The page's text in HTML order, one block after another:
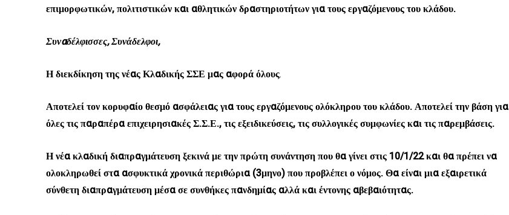
επιμορφωτικών, πολιτιστικών και αθλητικών δραστηριοτήτων για τους εργαζόμενους του κλάδου.
Συναδέλφισσες, Συνάδελφοι,
Η διεκδίκηση της νέας Κλαδικής ΣΣΕ μας αφορά όλους.
Αποτελεί τον κορυφαίο θεσμό ασφάλειας για τους εργαζόμενους ολόκληρου του κλάδου. Αποτελεί την βάση για
όλες τις παραπέρα επιχειρησιακές Σ.Σ.Ε., τις εξειδικεύσεις, τις συλλογικές συμφωνίες και τις παρεμβάσεις.
Η νέα κλαδική διαπραγμάτευση ξεκινά με την πρώτη συνάντηση που θα γίνει στις 10/1/22 και θα πρέπει να
ολοκληρωθεί στα ασφυκτικά χρονικά περιθώρια (3μηνο) που προβλέπει ο νόμος. Θα είναι μια εξαιρετικά
σύνθετη διαπραγμάτευση μέσα σε συνθήκες πανδημίας αλλά και έντονης αβεβαιότητας.